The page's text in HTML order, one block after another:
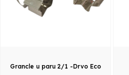
Grancle u paru 2/1 -Drvo Eco